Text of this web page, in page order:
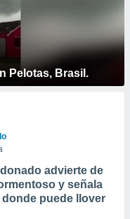
Pelotas, Brasil.
advierte de
y señala
puede llover